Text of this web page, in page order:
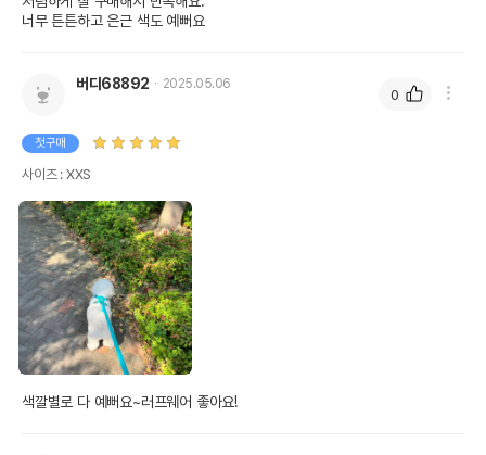
너무 튼튼하고 은근 색도 예뻐요
버디68892 2025.05.06
첫구매
사이즈 : XXS
색깔별로 다 예뻐요~러프웨어 좋아요!
0